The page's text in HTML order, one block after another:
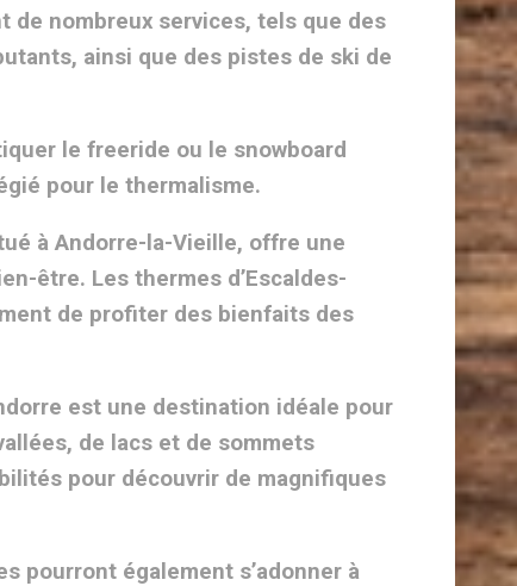
de nombreux services, tels que des
ainsi que des pistes de ski de
le freeride ou le snowboard
pour le thermalisme.
à Andorre-la-Vieille, offre une
être. Les thermes d’Escaldes-
de profiter des bienfaits des
est une destination idéale pour
de lacs et de sommets
pour découvrir de magnifiques
pourront également s’adonner à